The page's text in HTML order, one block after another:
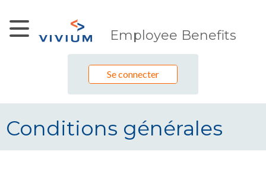
Employee Benefits
Se connecter
Conditions générales